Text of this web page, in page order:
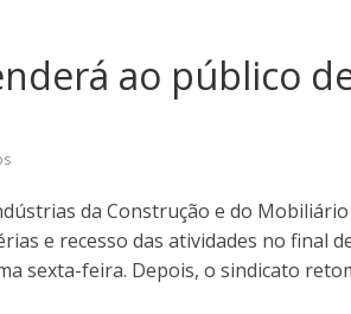
ao público
da Construção e do
e recesso das atividades no final
sexta-feira. Depois, o sindicato